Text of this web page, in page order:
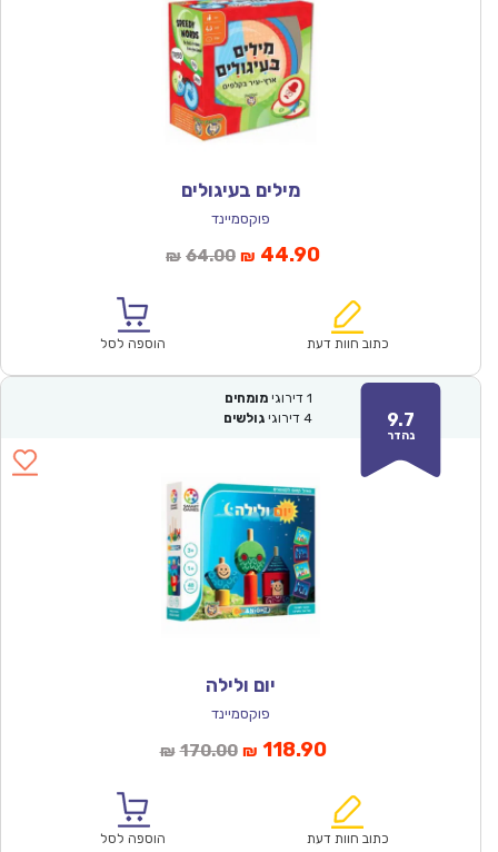
מילים בעיגולים
פוקסמיינד
₪ 64.00המחיר
₪64.00.
₪ 44.90המחיר
הוא:
כתוב חוות דעת הוספה לסל
9.7
נהדר
1 דירוגי מומחים
4 דירוגי גולשים
יום ולילה
פוקסמיינד
₪ 170.00המחיר
₪170.00.
₪ 118.90המחיר
הוא:
כתוב חוות דעת הוספה לסל